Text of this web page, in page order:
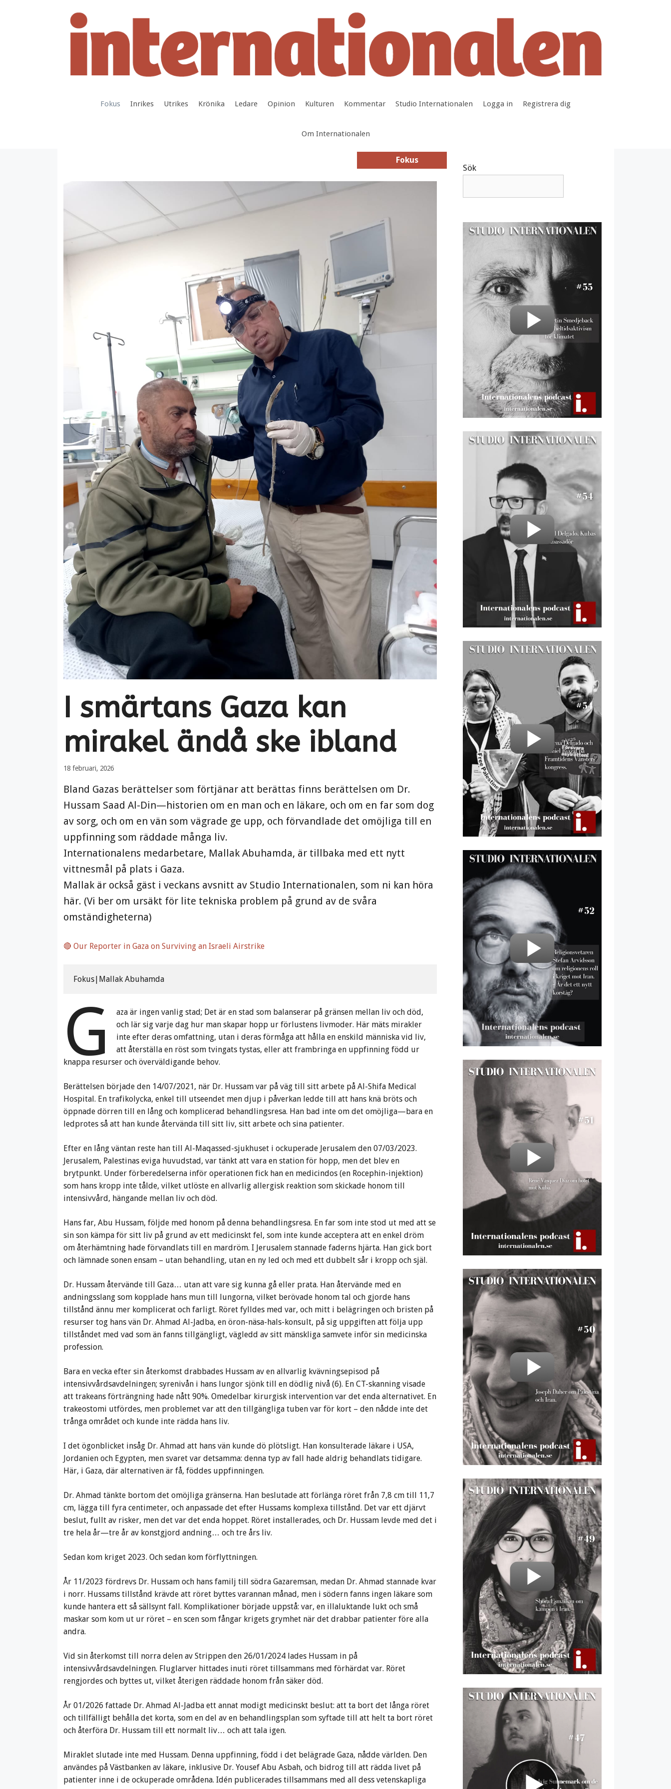
Fokus Inrikes Utrikes Krönika Ledare Opinion Kulturen Kommentar Studio Internationalen Logga in Registrera dig
Om Internationalen
Fokus
Fokus
I smärtans Gaza kan
mirakel ändå ske ibland
18 februari, 2026
Bland Gazas berättelser som förtjänar att berättas finns berättelsen om Dr.
Hussam Saad Al-Din—historien om en man och en läkare, och om en far som dog
av sorg, och om en vän som vägrade ge upp, och förvandlade det omöjliga till en
uppfinning som räddade många liv.
Internationalens medarbetare, Mallak Abuhamda, är tillbaka med ett nytt
vittnesmål på plats i Gaza.
Mallak är också gäst i veckans avsnitt av Studio Internationalen, som ni kan höra
här. (Vi ber om ursäkt för lite tekniska problem på grund av de svåra
omständigheterna)
🔴 Our Reporter in Gaza on Surviving an Israeli Airstrike
Fokus|Mallak Abuhamda
G
aza är ingen vanlig stad; Det är en stad som balanserar på gränsen mellan liv och död,
och lär sig varje dag hur man skapar hopp ur förlustens livmoder. Här mäts mirakler
inte efter deras omfattning, utan i deras förmåga att hålla en enskild människa vid liv,
att återställa en röst som tvingats tystas, eller att frambringa en uppfinning född ur
knappa resurser och överväldigande behov.
Berättelsen började den 14/07/2021, när Dr. Hussam var på väg till sitt arbete på Al-Shifa Medical
Hospital. En trafikolycka, enkel till utseendet men djup i påverkan ledde till att hans knä bröts och
öppnade dörren till en lång och komplicerad behandlingsresa. Han bad inte om det omöjliga—bara en
ledprotes så att han kunde återvända till sitt liv, sitt arbete och sina patienter.
Efter en lång väntan reste han till Al-Maqassed-sjukhuset i ockuperade Jerusalem den 07/03/2023.
Jerusalem, Palestinas eviga huvudstad, var tänkt att vara en station för hopp, men det blev en
brytpunkt. Under förberedelserna inför operationen fick han en medicindos (en Rocephin-injektion)
som hans kropp inte tålde, vilket utlöste en allvarlig allergisk reaktion som skickade honom till
intensivvård, hängande mellan liv och död.
Hans far, Abu Hussam, följde med honom på denna behandlingsresa. En far som inte stod ut med att se
sin son kämpa för sitt liv på grund av ett medicinskt fel, som inte kunde acceptera att en enkel dröm
om återhämtning hade förvandlats till en mardröm. I Jerusalem stannade faderns hjärta. Han gick bort
och lämnade sonen ensam – utan behandling, utan en ny led och med ett dubbelt sår i kropp och själ.
Dr. Hussam återvände till Gaza… utan att vare sig kunna gå eller prata. Han återvände med en
andningsslang som kopplade hans mun till lungorna, vilket berövade honom tal och gjorde hans
tillstånd ännu mer komplicerat och farligt. Röret fylldes med var, och mitt i belägringen och bristen på
resurser tog hans vän Dr. Ahmad Al-Jadba, en öron-näsa-hals-konsult, på sig uppgiften att följa upp
tillståndet med vad som än fanns tillgängligt, vägledd av sitt mänskliga samvete inför sin medicinska
profession.
Bara en vecka efter sin återkomst drabbades Hussam av en allvarlig kvävningsepisod på
intensivvårdsavdelningen; syrenivån i hans lungor sjönk till en dödlig nivå (6). En CT-skanning visade
att trakeans förträngning hade nått 90%. Omedelbar kirurgisk intervention var det enda alternativet. En
trakeostomi utfördes, men problemet var att den tillgängliga tuben var för kort – den nådde inte det
trånga området och kunde inte rädda hans liv.
I det ögonblicket insåg Dr. Ahmad att hans vän kunde dö plötsligt. Han konsulterade läkare i USA,
Jordanien och Egypten, men svaret var detsamma: denna typ av fall hade aldrig behandlats tidigare.
Här, i Gaza, där alternativen är få, föddes uppfinningen.
Dr. Ahmad tänkte bortom det omöjliga gränserna. Han beslutade att förlänga röret från 7,8 cm till 11,7
cm, lägga till fyra centimeter, och anpassade det efter Hussams komplexa tillstånd. Det var ett djärvt
beslut, fullt av risker, men det var det enda hoppet. Röret installerades, och Dr. Hussam levde med det i
tre hela år—tre år av konstgjord andning… och tre års liv.
Sedan kom kriget 2023. Och sedan kom förflyttningen.
År 11/2023 fördrevs Dr. Hussam och hans familj till södra Gazaremsan, medan Dr. Ahmad stannade kvar
i norr. Hussams tillstånd krävde att röret byttes varannan månad, men i södern fanns ingen läkare som
kunde hantera ett så sällsynt fall. Komplikationer började uppstå: var, en illaluktande lukt och små
maskar som kom ut ur röret – en scen som fångar krigets grymhet när det drabbar patienter före alla
andra.
Vid sin återkomst till norra delen av Strippen den 26/01/2024 lades Hussam in på
intensivvårdsavdelningen. Fluglarver hittades inuti röret tillsammans med förhärdat var. Röret
rengjordes och byttes ut, vilket återigen räddade honom från säker död.
År 01/2026 fattade Dr. Ahmad Al-Jadba ett annat modigt medicinskt beslut: att ta bort det långa röret
och tillfälligt behålla det korta, som en del av en behandlingsplan som syftade till att helt ta bort röret
och återföra Dr. Hussam till ett normalt liv… och att tala igen.
Miraklet slutade inte med Hussam. Denna uppfinning, född i det belägrade Gaza, nådde världen. Den
användes på Västbanken av läkare, inklusive Dr. Yousef Abu Asbah, och bidrog till att rädda livet på
patienter inne i de ockuperade områdena. Idén publicerades tillsammans med all dess vetenskapliga
Sök